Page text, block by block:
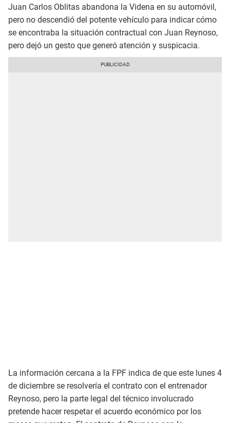
Juan Carlos Oblitas abandona la Videna en su automóvil,
pero no descendió del potente vehículo para indicar cómo
se encontraba la situación contractual con Juan Reynoso,
pero dejó un gesto que generó atención y suspicacia.
La información cercana a la FPF indica de que este lunes 4
de diciembre se resolvería el contrato con el entrenador
Reynoso, pero la parte legal del técnico involucrado
pretende hacer respetar el acuerdo económico por los